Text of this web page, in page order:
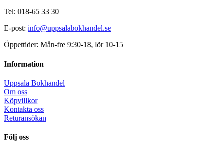
Tel: 018-65 33 30
E-post: info@uppsalabokhandel.se
Öppettider: Mån-fre 9:30-18, lör 10-15
Information
Uppsala Bokhandel
Om oss
Köpvillkor
Kontakta oss
Returansökan
Följ oss